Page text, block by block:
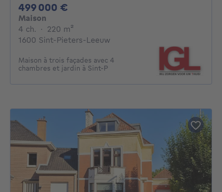
499 000 €
Maison
4 ch. 4 chambres
· 220 m²
1600 Sint-Pieters-Leeuw
Maison à trois façades avec 4
chambres et jardin à Sint-P